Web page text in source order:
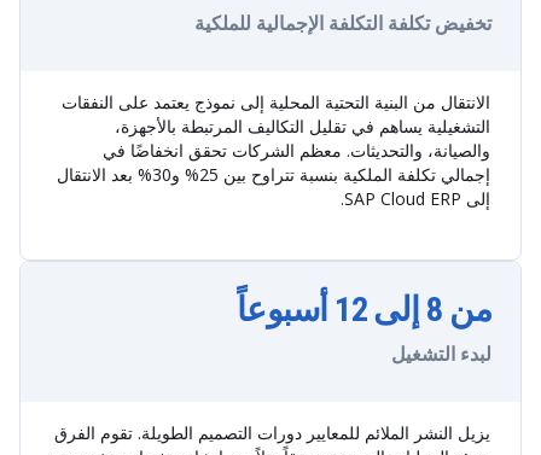
تخفيض تكلفة التكلفة الإجمالية للملكية
الانتقال من البنية التحتية المحلية إلى نموذج يعتمد على النفقات
التشغيلية يساهم في تقليل التكاليف المرتبطة بالأجهزة،
والصيانة، والتحديثات. معظم الشركات تحقق انخفاضًا في
إجمالي تكلفة الملكية بنسبة تتراوح بين 25% و30% بعد الانتقال
إلى SAP Cloud ERP.
من 8 إلى 12 أسبوعاً
لبدء التشغيل
يزيل النشر الملائم للمعايير دورات التصميم الطويلة. تقوم الفرق